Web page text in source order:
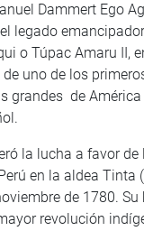
Dammert Ego
legado
o Túpac Amaru II,
uno de los
grandes de América
la lucha a favor de
en la aldea Tinta
de 1780.
revolución